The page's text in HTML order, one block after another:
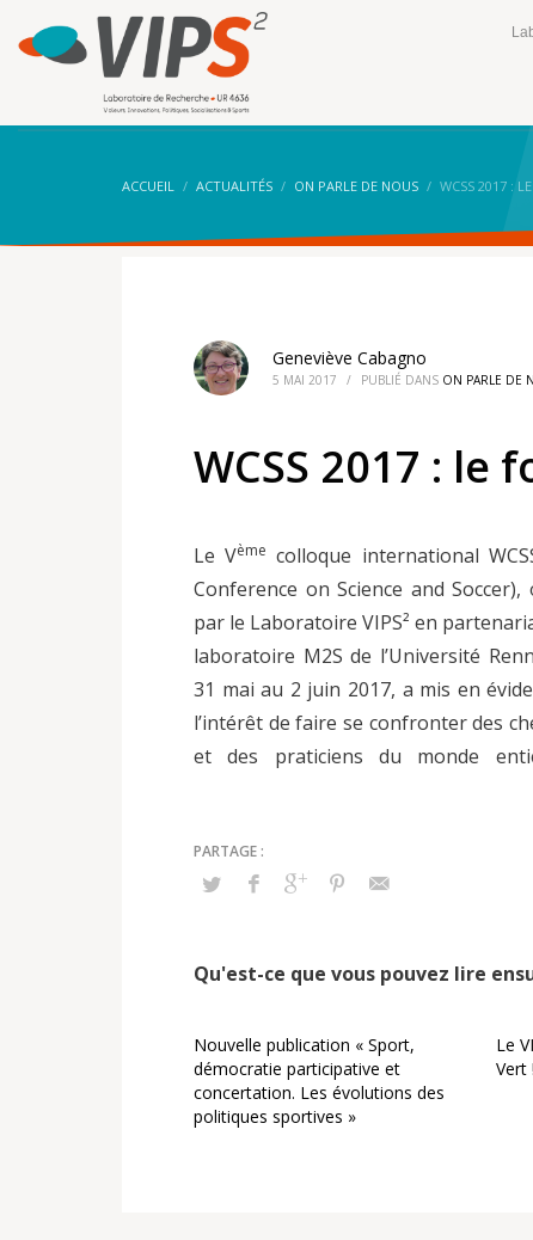
ACCUEIL ACTUALITÉS ON PARLE DE NOUS WCSS 2017 :
Geneviève Cabagno
5 MAI 2017 / PUBLIÉ DANS ON PARLE DE
WCSS 2017 : le
Le Vème colloque international
Conference on Science and Soccer),
par le Laboratoire VIPS² en
laboratoire M2S de l’Université
31 mai au 2 juin 2017, a mis en
l’intérêt de faire se confronter des
et des praticiens du monde
échanger et discuter sur cette
Qu'est-ce que vous pouvez lire
Nouvelle publication « Sport,
démocratie participative et
concertation. Les évolutions des
politiques sportives »
Le
Vert !